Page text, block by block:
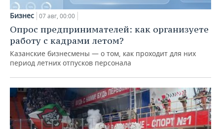
Бизнес 07 авг, 00:00
Опрос предпринимателей: как организуете
работу с кадрами летом?
Казанские бизнесмены — о том, как проходит для них
период летних отпусков персонала